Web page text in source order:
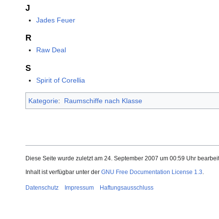
J
Jades Feuer
R
Raw Deal
S
Spirit of Corellia
Kategorie: Raumschiffe nach Klasse
Diese Seite wurde zuletzt am 24. September 2007 um 00:59 Uhr
Inhalt ist verfügbar unter der GNU Free Documentation License 1.3
Datenschutz Impressum Haftungsausschluss